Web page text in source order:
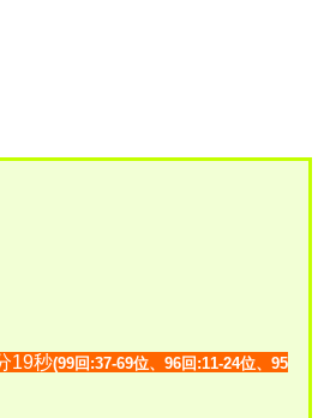
19秒(99回:37-69位、96回:11-24位、95